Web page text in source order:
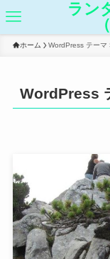
ラン
ホーム WordPress テーマ
WordPress